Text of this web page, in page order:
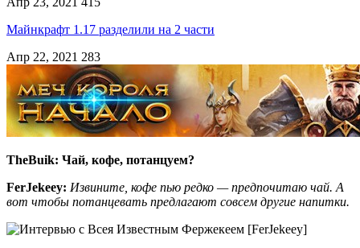
Майнкрафт 1.17 разделили на 2 части
Апр 22, 2021 283
TheBuik: Чай, кофе, потанцуем?
FerJekeey: Извините, кофе пью редко — предпочитаю чай. А
вот чтобы потанцевать предлагают совсем другие напитки.